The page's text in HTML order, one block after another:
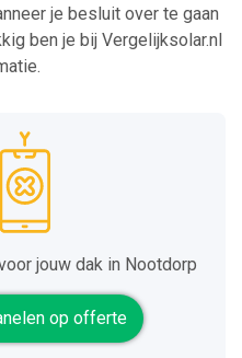
je besluit over te gaan
ben je bij Vergelijksolar.nl
jouw dak in Nootdorp
op offerte